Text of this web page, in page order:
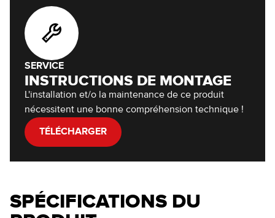
SERVICE
INSTRUCTIONS DE MONTAGE
L'installation et/o la maintenance de ce produit
nécessitent une bonne compréhension technique !
TÉLÉCHARGER
SPÉCIFICATIONS DU